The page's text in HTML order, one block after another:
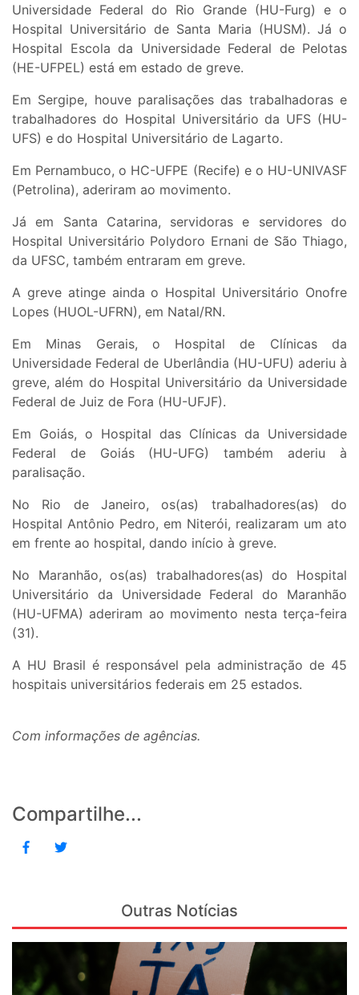
Universidade Federal do Rio Grande (HU-Furg) e o
Hospital Universitário de Santa Maria (HUSM). Já o
Hospital Escola da Universidade Federal de Pelotas
(HE-UFPEL) está em estado de greve.
Em Sergipe, houve paralisações das trabalhadoras e
trabalhadores do Hospital Universitário da UFS (HU-
UFS) e do Hospital Universitário de Lagarto.
Em Pernambuco, o HC-UFPE (Recife) e o HU-UNIVASF
(Petrolina), aderiram ao movimento.
Já em Santa Catarina, servidoras e servidores do
Hospital Universitário Polydoro Ernani de São Thiago,
da UFSC, também entraram em greve.
A greve atinge ainda o Hospital Universitário Onofre
Lopes (HUOL-UFRN), em Natal/RN.
Em Minas Gerais, o Hospital de Clínicas da
Universidade Federal de Uberlândia (HU-UFU) aderiu à
greve, além do Hospital Universitário da Universidade
Federal de Juiz de Fora (HU-UFJF).
Em Goiás, o Hospital das Clínicas da Universidade
Federal de Goiás (HU-UFG) também aderiu à
paralisação.
No Rio de Janeiro, os(as) trabalhadores(as) do
Hospital Antônio Pedro, em Niterói, realizaram um ato
em frente ao hospital, dando início à greve.
No Maranhão, os(as) trabalhadores(as) do Hospital
Universitário da Universidade Federal do Maranhão
(HU-UFMA) aderiram ao movimento nesta terça-feira
(31).
A HU Brasil é responsável pela administração de 45
hospitais universitários federais em 25 estados.
Com informações de agências.
Compartilhe...
Outras Notícias